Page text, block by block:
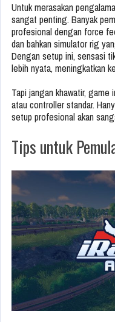
Untuk merasakan
sangat penting. Banyak
profesional dengan force
dan bahkan simulator rig
Dengan setup ini, sensasi
lebih nyata, meningkatkan
Tapi jangan khawatir, game
atau controller standar.
setup profesional akan
Tips untuk